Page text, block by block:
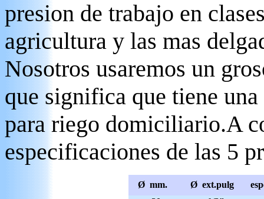
presion de trabajo en
agricultura y las mas
Nosotros usaremos un
que significa que tiene
para riego domiciliario.A
especificaciones de las 5
Ø mm. Ø ext.pulg